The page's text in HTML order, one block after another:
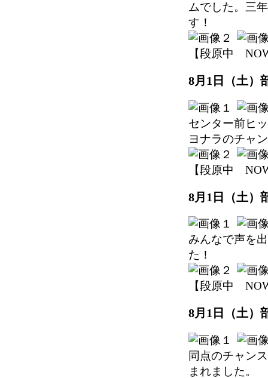
ムでした。三
す！
【段原中
8月1日（土）
センター前ヒ
ヨナラのチャ
【段原中
8月1日（土）
みんなで声を
た！
【段原中
8月1日（土）
同点のチャン
まれました。